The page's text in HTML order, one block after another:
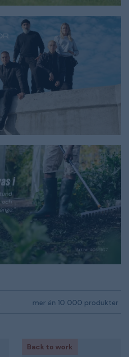
mer än 10 000 produkter
Back to work